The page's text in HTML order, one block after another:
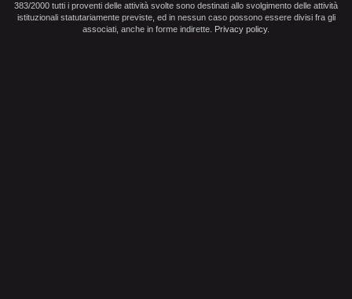
383/2000 tutti i proventi delle attività svolte sono destinati allo svolgimento delle attività
istituzionali statutariamente previste, ed in nessun caso possono essere divisi fra gli
associati, anche in forme indirette.
Privacy policy.